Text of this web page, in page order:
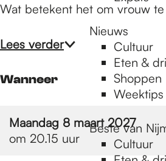
Nieuws
Cultuur
Eten &
Shoppen
Weektips
Beste van
Cultuur
Wat betekent het om vrouw
Lees verder
Wanneer
Maandag 8 maart 2027
om 20.15 uur